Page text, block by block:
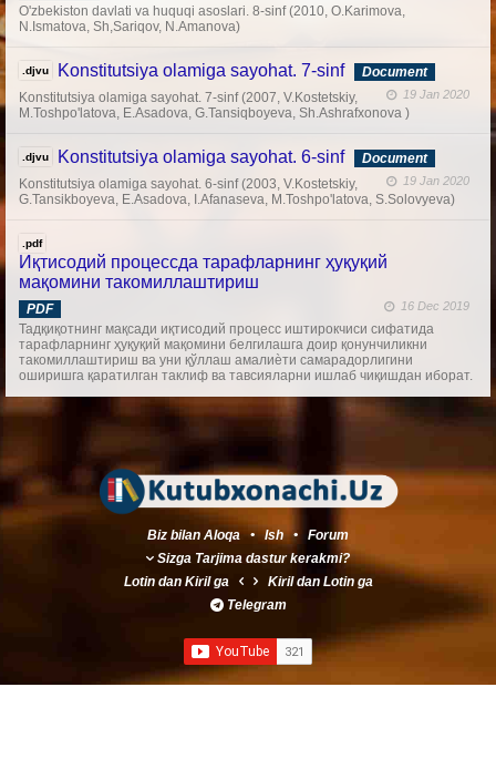
O'zbekiston davlati va huquqi asoslari. 8-sinf (2010, O.Karimova,
N.Ismatova, Sh,Sariqov, N.Amanova)
.djvu Konstitutsiya olamiga sayohat. 7-sinf Document
19 Jan 2020
Konstitutsiya olamiga sayohat. 7-sinf (2007, V.Kostetskiy,
M.Toshpo'latova, E.Asadova, G.Tansiqboyeva, Sh.Ashrafxonova )
.djvu Konstitutsiya olamiga sayohat. 6-sinf Document
19 Jan 2020
Konstitutsiya olamiga sayohat. 6-sinf (2003, V.Kostetskiy,
G.Tansikboyeva, E.Asadova, I.Afanaseva, M.Toshpo'latova, S.Solovyeva)
.pdf
Иқтисодий процессда тарафларнинг ҳуқуқий
мақомини такомиллаштириш
PDF 16 Dec 2019
Тадқиқотнинг мақсади иқтисодий процесс иштирокчиси сифатида
тарафларнинг ҳуқуқий мақомини белгилашга доир қонунчиликни
такомиллаштириш ва уни қўллаш амалиѐти самарадорлигини
оширишга қаратилган таклиф ва тавсияларни ишлаб чиқишдан иборат.
Biz bilan Aloqa•Ish• Forum
Sizga Tarjima dastur kerakmi?
Lotindan Kirilga Kirildan Lotinga
Telegram